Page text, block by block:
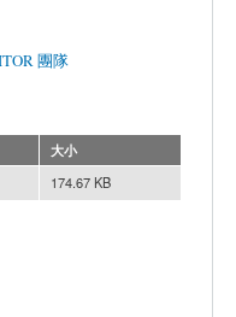
團隊
大小
174.67 KB